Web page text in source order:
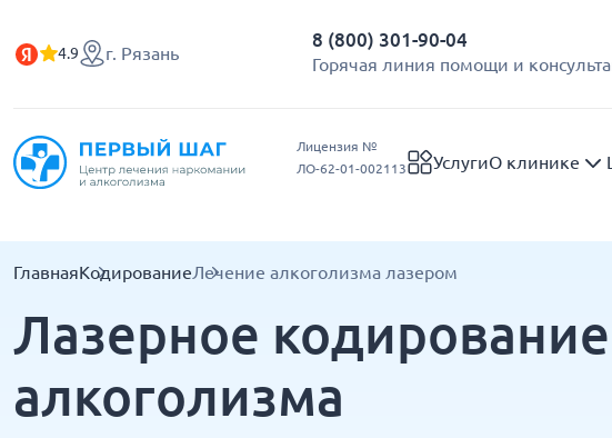
4.9 г. Рязань
8 (800) 301-90-04
Горячая линия помощи и
Лицензия №
ЛО-62-01-002113
УслугиО клинике
ГлавнаяКодированиеЛечение алкоголизма лазером
Лазерное
алкоголизма